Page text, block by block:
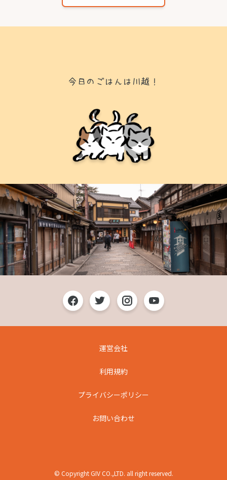
今日のごはんは川越！
運営会社
利用規約
プライバシーポリシー
お問い合わせ
© Copyright GIV CO.,LTD. all right reserved.